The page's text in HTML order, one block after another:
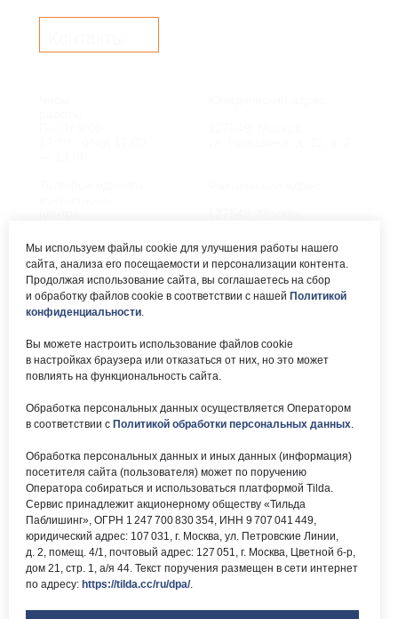
okc-
svao@svao.mos.ru
Почта:
Об учреждении:
О ГБУ «ОКЦ СВАО»
Электронный каталог:
Результаты НОК
Электронные ресурсы:
Национальная
Каталог Библиотек
электронная детская
библиотека
Версия для
Мы используем файлы cookie для улучшения работы нашего
сайта, анализа его посещаемости и персонализации контента.
Продолжая использование сайта, вы соглашаетесь на сбор
и обработку файлов cookie в соответствии с нашей Политикой
конфиденциальности.
Вы можете настроить использование файлов cookie
в настройках браузера или отказаться от них, но это может
повлиять на функциональность сайта.
Обработка персональных данных осуществляется Оператором
в соответствии с Политикой обработки персональных данных.
Обработка персональных данных и иных данных (информация)
посетителя сайта (пользователя) может по поручению
Оператора собираться и использоваться платформой Tilda.
Сервис принадлежит акционерному обществу «Тильда
Паблишинг», ОГРН 1 247 700 830 354, ИНН 9 707 041 449,
юридический адрес: 107 031, г. Москва, ул. Петровские Линии,
д. 2, помещ. 4/1, почтовый адрес: 127 051, г. Москва, Цветной б-р,
дом 21, стр. 1, а/я 44. Текст поручения размещен в сети интернет
по адресу: https://tilda.cc/ru/dpa/.